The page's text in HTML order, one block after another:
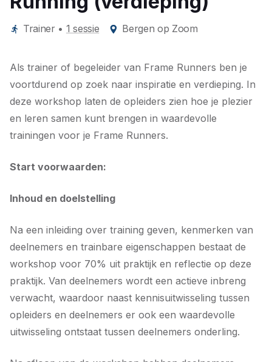
Trainer • 1 sessie Bergen op Zoom
Als trainer of begeleider van Frame Runners ben je
voortdurend op zoek naar inspiratie en verdieping. In
deze workshop laten de opleiders zien hoe je plezier
en leren samen kunt brengen in waardevolle
trainingen voor je Frame Runners.
Start voorwaarden:
Inhoud en doelstelling
Na een inleiding over training geven, kenmerken van
deelnemers en trainbare eigenschappen bestaat de
workshop voor 70% uit praktijk en reflectie op deze
praktijk. Van deelnemers wordt een actieve inbreng
verwacht, waardoor naast kennisuitwisseling tussen
opleiders en deelnemers er ook een waardevolle
uitwisseling ontstaat tussen deelnemers onderling.